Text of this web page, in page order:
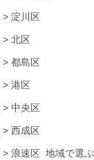
>淀川区
>北区
>都島区
>港区
>中央区
>西成区
>浪速区 地域で選ぶ